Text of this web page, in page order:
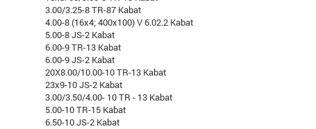
3.00/3.25-8 TR-87 Kabat
4.00-8 (16x4; 400x100) V 6.02.2 Kabat
5.00-8 JS-2 Kabat
6.00-9 TR-13 Kabat
6.00-9 JS-2 Kabat
20X8.00/10.00-10 TR-13 Kabat
23x9-10 JS-2 Kabat
3.00/3.50/4.00- 10 TR - 13 Kabat
5.00-10 TR-15 Kabat
6.50-10 JS-2 Kabat